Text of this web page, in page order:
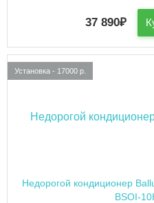
37 890₽
Недорогой кондиционер
BSOI-
Установка - 17000 р.